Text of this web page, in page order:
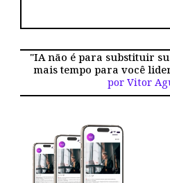
"IA não é para substituir
mais tempo para você
por Vitor